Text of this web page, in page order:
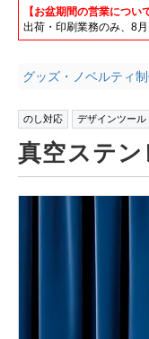
【お盆期間の営業につい
出荷・印刷業務のみ、8
グッズ・ノベルティ
のし対応 デザインツール
真空ステ